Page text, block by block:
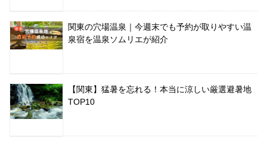
関東の穴場温泉｜今週末でも予約が取りやすい温
泉宿を温泉ソムリエが紹介
【関東】猛暑を忘れる！本当に涼しい厳選避暑地
TOP10